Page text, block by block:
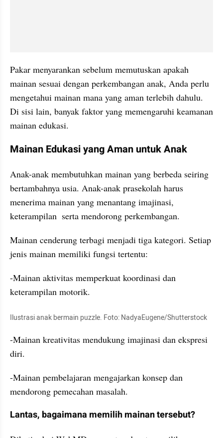
Pakar menyarankan sebelum memutuskan apakah
mainan sesuai dengan perkembangan anak, Anda perlu
mengetahui mainan mana yang aman terlebih dahulu.
Di sisi lain, banyak faktor yang memengaruhi keamanan
mainan edukasi.
Mainan Edukasi yang Aman untuk Anak
Anak-anak membutuhkan mainan yang berbeda seiring
bertambahnya usia. Anak-anak prasekolah harus
menerima mainan yang menantang imajinasi,
keterampilan  serta mendorong perkembangan.
Mainan cenderung terbagi menjadi tiga kategori. Setiap
jenis mainan memiliki fungsi tertentu:
-Mainan aktivitas memperkuat koordinasi dan
keterampilan motorik.
Ilustrasi anak bermain puzzle. Foto: NadyaEugene/Shutterstock
-Mainan kreativitas mendukung imajinasi dan ekspresi
diri.
-Mainan pembelajaran mengajarkan konsep dan
mendorong pemecahan masalah.
Lantas, bagaimana memilih mainan tersebut?